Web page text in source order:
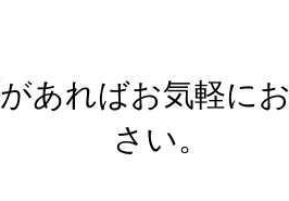
あればお気軽に
さい。